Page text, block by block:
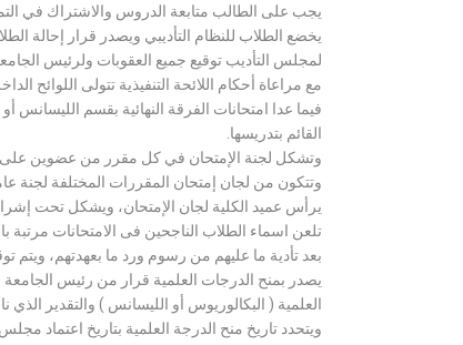
يجب على الطالب متابعة الدروس والاشتراك في
يخضع الطلاب للنظام التأديبي ويصدر قرار إحالة
لمجلس التأديب توقيع جميع العقوبات ولرئيس
مع مراعاة أحكام اللائحة التنفيذية تتولى اللوائح
فيما عدا امتحانات الفرقة النهائية بقسم
القائم بتدريسها.
وتشكل لجنة الإمتحان في كل مقرر من عضوين على
وتتكون من لجان إمتحان المقررات المختلفة لجنة
يرأس عميد الكلية لجان الإمتحان، ويشكل تحت
تلعن اسماء الطلاب الناجحين فى الامتحانات مرتبة
بعد تأدية ما عليهم من رسوم ورد ما بعهدتهم، ويتم
يصدر بمنح الدرجات العلمية قرار من رئيس
العلمية ( البكالوريوس أو الليسانس ) والتقدير الذي
ويتحدد تاريخ منح الدرجة العلمية بتاريخ اعتماد